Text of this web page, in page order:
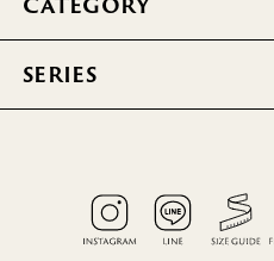
SERIES